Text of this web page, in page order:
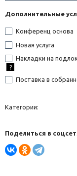
Дополнительные
Конференц основа
Новая услуга
Накладки на
?
Поставка в
Категории:
Поделиться в